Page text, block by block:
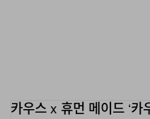
카우스 x 휴먼 메이드 ‘